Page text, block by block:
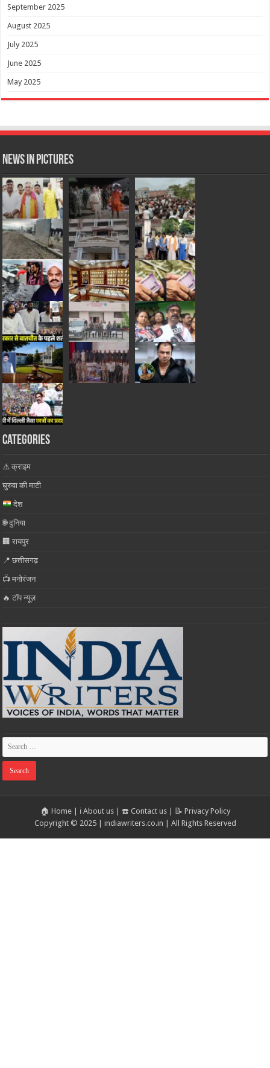
September 2025
August 2025
July 2025
June 2025
May 2025
News in Pictures
Categories
⚠️ क्राइम
घुरुवा की माटी
देश
🌐 दुनिया
🏢 रायपुर
📍 छत्तीसगढ़
📺 मनोरंजन
🔥 टॉप न्यूज़
🏠 Home| ℹ️ About us| ☎️ Contact us| 📝 Privacy Policy
Copyright © 2025 | indiawriters.co.in | All Rights Reserved